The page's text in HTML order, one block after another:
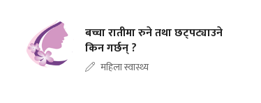
बच्चा रातीमा रुने तथा छट्पट्याउने
किन गर्छन् ?
महिला स्वास्थ्य